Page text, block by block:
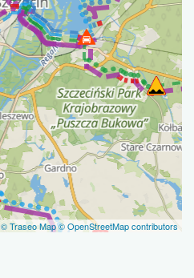
© Traseo Map© OpenStreetMap contributors